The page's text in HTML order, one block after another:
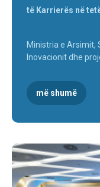
të Karrierës në
Ministria e Arsimit,
Inovacionit dhe
më shumë